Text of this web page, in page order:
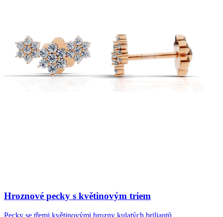
Hroznové pecky s květinovým triem